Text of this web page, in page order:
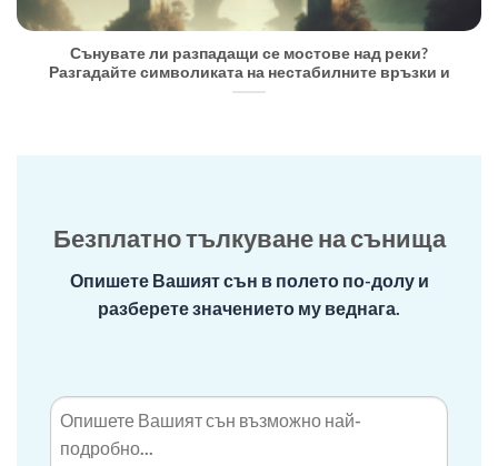
Сънувате ли разпадащи се мостове над реки?
Разгадайте символиката на нестабилните връзки и
Безплатно тълкуване на сънища
Опишете Вашият сън в полето по-долу и
разберете значението му веднага.